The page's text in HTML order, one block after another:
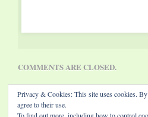
COMMENTS ARE CLOSED.
Privacy & Cookies: This site uses cookies.
agree to their use.